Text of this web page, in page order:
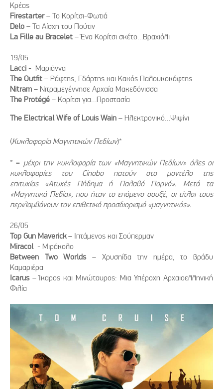
Κρέας
Firestarter– Το Κορίτσι-Φωτιά
Delo – Τα Αίσχη του Πούτιν
La Fille au Bracelet – Ένα Κορίτσι σκέτο…Βραχιόλι
19/05
Lacci - Μαριάννα
The Outfit – Ράφτης, Γδάρτης και Κακός Παλουκοκάφτης
Nitram – Νιτραμεγέννησε Αρχαία Μακεδόνισσα
The Protégé – Κορίτσι για…Προστασία
The Electrical Wife of Louis Wain – Ηλεκτρονικό…Ψιψίνι
(Κυκλοφορία Μαγνητικών Πεδίων)*
* = μέχρι την κυκλοφορία των «Μαγνητικών Πεδίων» όλες οι
κυκλοφορίες του Cinobo πατούν στο μοντέλο της
επιτυχίας «Ατυχές Πήδημα ή Παλαβό Πορνό». Μετά τα
«Μαγνητικά Πεδία», που ήταν το επόμενο σουξέ, οι τίτλοι τους
περιλαμβάνουν τον επιθετικό προσδιορισμό «μαγνητικός».
26/05
Top Gun Maverick– Ιπτάμενος και Σούπερμαν
Miracol - Μιράκολο
Between Two Worlds– Χρυσηίδα την ημέρα, το βράδυ
Καμαριέρα
Icarus– Ίκαρος και Μινώταυρος: Μια Υπέροχη Αρχαιοελληνική
Φιλία